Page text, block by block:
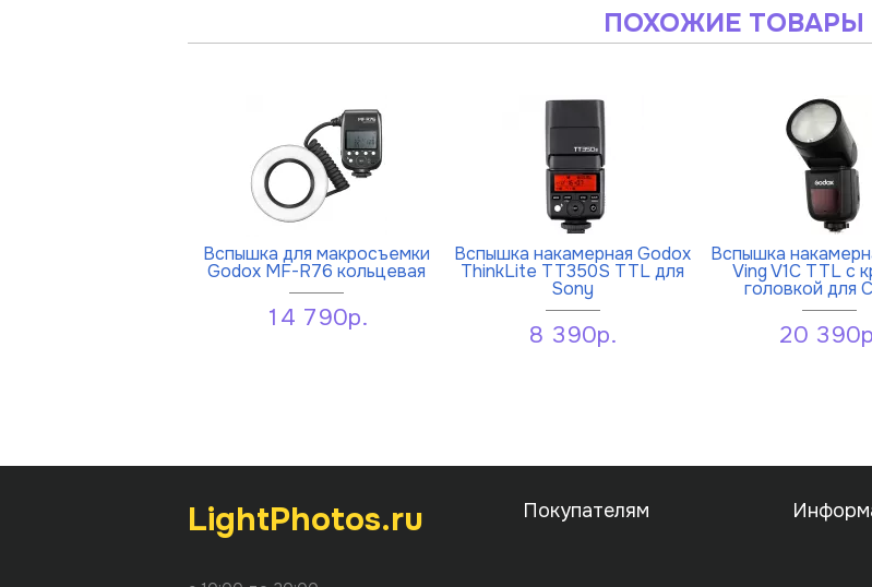
ПОХОЖИЕ ТОВАРЫ
Вспышка для макросъемки
Godox MF-R76 кольцевая
14 790р.
Вспышка накамерная Godox
ThinkLite TT350S TTL для
Sony
8 390р.
Вспышка
Ving V1C TTL с
головкой для
20
LightPhotos.ru Покупателям